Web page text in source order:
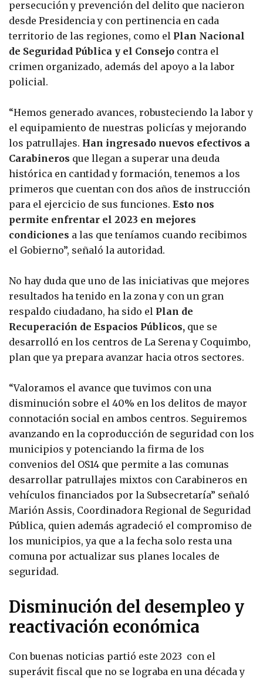
persecución y prevención del delito que nacieron
desde Presidencia y con pertinencia en cada
territorio de las regiones, como el Plan Nacional
de Seguridad Pública y el Consejo contra el
crimen organizado, además del apoyo a la labor
policial.
“Hemos generado avances, robusteciendo la labor y
el equipamiento de nuestras policías y mejorando
los patrullajes. Han ingresado nuevos efectivos a
Carabineros que llegan a superar una deuda
histórica en cantidad y formación, tenemos a los
primeros que cuentan con dos años de instrucción
para el ejercicio de sus funciones. Esto nos
permite enfrentar el 2023 en mejores
condiciones a las que teníamos cuando recibimos
el Gobierno”, señaló la autoridad.
No hay duda que uno de las iniciativas que mejores
resultados ha tenido en la zona y con un gran
respaldo ciudadano, ha sido el Plan de
Recuperación de Espacios Públicos, que se
desarrolló en los centros de La Serena y Coquimbo,
plan que ya prepara avanzar hacia otros sectores.
“Valoramos el avance que tuvimos con una
disminución sobre el 40% en los delitos de mayor
connotación social en ambos centros. Seguiremos
avanzando en la coproducción de seguridad con los
municipios y potenciando la firma de los
convenios del OS14 que permite a las comunas
desarrollar patrullajes mixtos con Carabineros en
vehículos financiados por la Subsecretaría” señaló
Marión Assis, Coordinadora Regional de Seguridad
Pública, quien además agradeció el compromiso de
los municipios, ya que a la fecha solo resta una
comuna por actualizar sus planes locales de
seguridad.
Disminución del desempleo y
reactivación económica
Con buenas noticias partió este 2023 con el
superávit fiscal que no se lograba en una década y